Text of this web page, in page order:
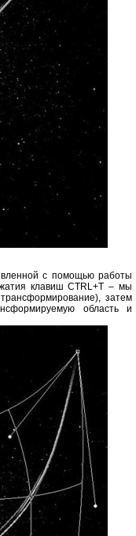
с помощью работы
клавиш CTRL+T – мы
затем
область и